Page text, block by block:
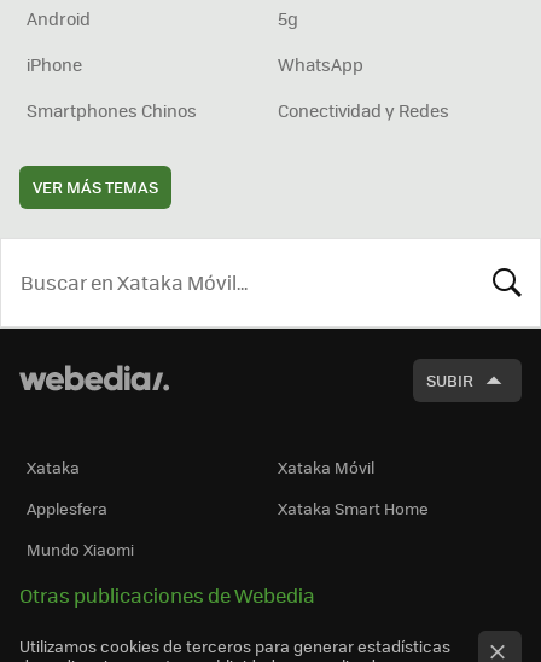
Android
5g
iPhone
WhatsApp
Smartphones Chinos
Conectividad y Redes
VER MÁS TEMAS
SUBIR
Xataka
Xataka Móvil
Applesfera
Xataka Smart Home
Mundo Xiaomi
Otras publicaciones de Webedia
Utilizamos cookies de terceros para generar estadísticas